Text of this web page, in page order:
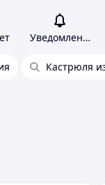
Уведомления
Кастрюля